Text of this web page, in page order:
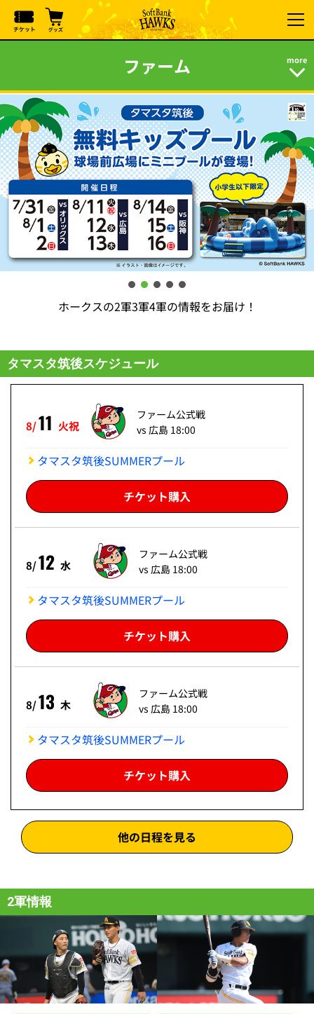
ファーム
ホークスの2軍3軍4軍の情報をお届け！
タマスタ筑後スケジュール
8/11 火祝
ファーム公式戦
vs 広島 18:00
タマスタ筑後SUMMERプール
チケット購入
8/12 水
ファーム公式戦
vs 広島 18:00
タマスタ筑後SUMMERプール
チケット購入
8/13 木
ファーム公式戦
vs 広島 18:00
タマスタ筑後SUMMERプール
チケット購入
他の日程を見る
2軍情報